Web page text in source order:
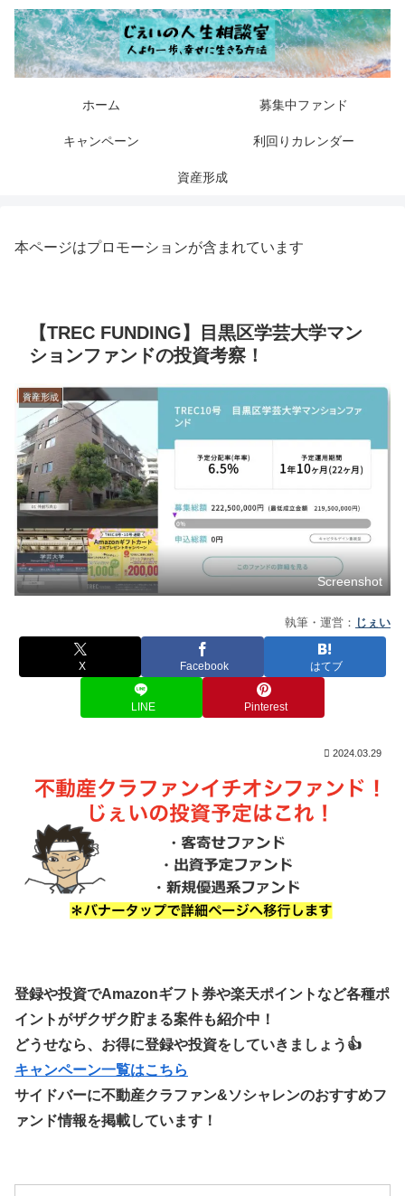
ホーム 募集中ファンド
キャンペーン 利回りカレンダー
資産形成
本ページはプロモーションが含まれています
【TREC FUNDING】目黒区学芸大学マン
ションファンドの投資考察！
資産形成
Screenshot
執筆・運営： じぇい
X Facebook はてブ
LINE Pinterest
2024.03.29
登録や投資でAmazonギフト券や楽天ポイントなど各種ポ
イントがザクザク貯まる案件も紹介中！
どうせなら、お得に登録や投資をしていきましょう👍
キャンペーン一覧はこちら
サイドバーに不動産クラファン&ソシャレンのおすすめフ
ァンド情報を掲載しています！